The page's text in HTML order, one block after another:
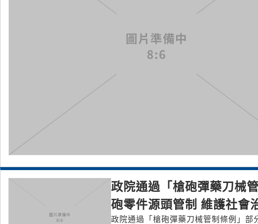
政院通過「槍砲彈藥刀械
砲零件源頭管制 維護社會
政院通過「槍砲彈藥刀械管制條例」